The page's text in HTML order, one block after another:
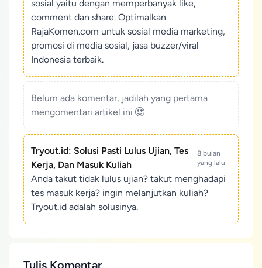
sosial yaitu dengan memperbanyak like,
comment dan share. Optimalkan
RajaKomen.com untuk sosial media marketing,
promosi di media sosial, jasa buzzer/viral
Indonesia terbaik.
Belum ada komentar, jadilah yang pertama
mengomentari artikel ini
Tryout.id: Solusi Pasti Lulus Ujian, Tes
Kerja, Dan Masuk Kuliah
8 bulan
yang lalu
Anda takut tidak lulus ujian? takut menghadapi
tes masuk kerja? ingin melanjutkan kuliah?
Tryout.id adalah solusinya.
Tulis Komentar